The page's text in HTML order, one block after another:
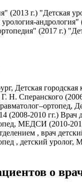
(2013 г.) "Детская
андрология"
(2017 г.)
Детская городская
Н. Сперанского
(2008-2010 гг.) Врач
МЕДСИ (2010-
, врач
, детский
о